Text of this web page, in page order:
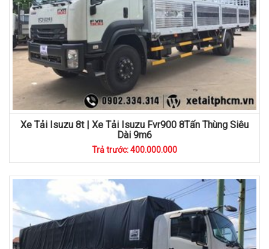
Xe Tải Isuzu 8t | Xe Tải Isuzu Fvr900 8Tấn Thùng Siêu
Dài 9m6
Trả trước: 400.000.000